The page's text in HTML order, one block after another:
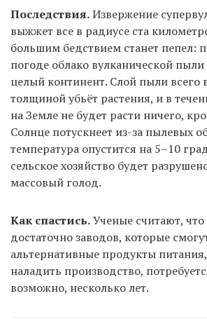
Последствия.Извержение
выжжет все в радиусе ста
большим бедствием станет пепел:
погоде облако вулканической
целый континент. Слой пыли всего
толщиной убьёт растения, и в
на Земле не будет расти ничего,
Солнце потускнеет из-за пылевых
температура опустится на 5–10
сельское хозяйство будет
массовый голод.
Как спастись.Ученые считают, что
достаточно заводов, которые
альтернативные продукты
наладить производство,
возможно, несколько лет.